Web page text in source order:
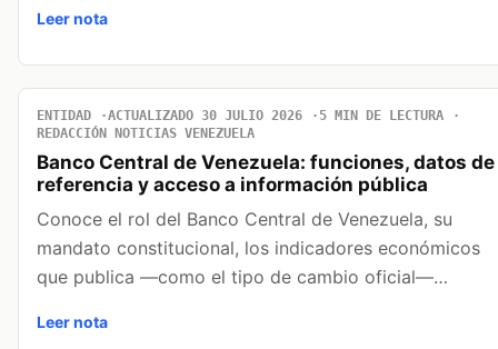
Leer nota
ENTIDAD ACTUALIZADO 30 JULIO 2026
5 MIN DE LECTURA
REDACCIÓN NOTICIAS VENEZUELA
Banco Central de Venezuela: funciones, datos de
referencia y acceso a información pública
Conoce el rol del Banco Central de Venezuela, su
mandato constitucional, los indicadores económicos
que publica —como el tipo de cambio oficial—…
Leer nota